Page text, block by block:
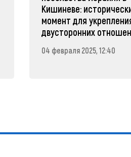
Кишиневе:
момент для
двусторонних
04 февраля 2025, 12:40